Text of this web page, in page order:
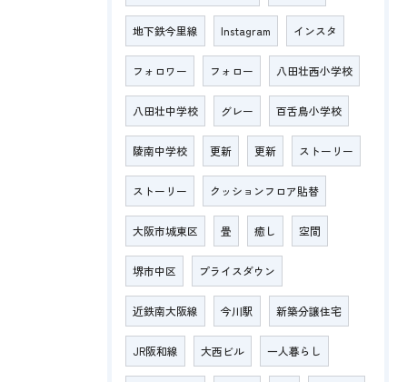
地下鉄今里線 Instagram インスタ
フォロワー フォロー 八田壮西小学校
八田壮中学校 グレー 百舌鳥小学校
陵南中学校 更新 更新 ストーリー
ストーリー クッションフロア貼替
大阪市城東区 畳 癒し 空間
堺市中区 プライスダウン
近鉄南大阪線 今川駅 新築分譲住宅
JR阪和線 大西ビル 一人暮らし